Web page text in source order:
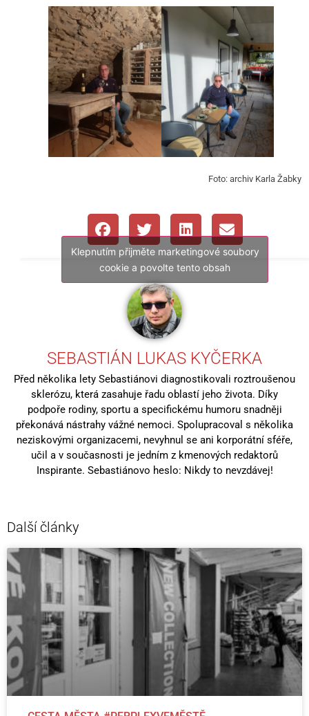
Foto: archiv Karla Žabky
Klepnutím přijměte marketingové soubory
cookie a povolte tento obsah
SEBASTIÁN LUKAS KYČERKA
Před několika lety Sebastiánovi diagnostikovali roztroušenou
sklerózu, která zasahuje řadu oblastí jeho života. Díky
podpoře rodiny, sportu a specifickému humoru snadněji
překonává nástrahy vážné nemoci. Spolupracoval s několika
neziskovými organizacemi, nevyhnul se ani korporátní sféře,
učil a v současnosti je jedním z kmenových redaktorů
Inspirante. Sebastiánovo heslo: Nikdy to nevzdávej!
Další články